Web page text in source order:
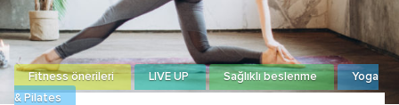
Fitness önerileri LIVE UP Sağlıklı beslenme
Yoga
& Pilates